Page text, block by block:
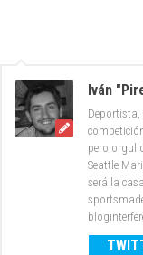
Iván
Deportista,
pero
Seattle
será la